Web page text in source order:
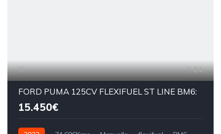
24
FORD PUMA 125CV FLEXIFUEL ST LINE BM6:
15.450€